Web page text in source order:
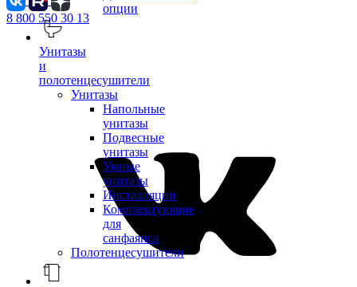
опции
Унитазы
и
полотенцесушители
Унитазы
Напольные
унитазы
Подвесные
унитазы
Умные
унитазы
Инсталляции
Комплектующие
для
санфаянса
Полотенцесушители
8 800 550 30 13